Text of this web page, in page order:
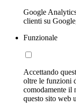
Google
clienti su
Funzionale
Accettando
oltre le funzioni
comodamente il
questo sito web